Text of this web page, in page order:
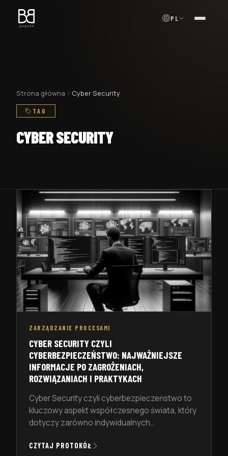
PL MENU
Strona główna Cyber Security
TAG
CYBER SECURITY
ZARZĄDZANIE PROCESAMI
CYBER SECURITY CZYLI
CYBERBEZPIECZEŃSTWO: NAJWAŻNIEJSZE
INFORMACJE PO ZAGROŻENIACH,
ROZWIĄZANIACH I PRAKTYKACH
Cyber Security czyli cyberbezpieczeństwo to
kluczowy aspekt współczesnego świata, który
dotyczy zarówno indywidualnych
przyjrzymy się zagrożeniom, rozwiązaniom i
CZYTAJ PROTOKÓŁ